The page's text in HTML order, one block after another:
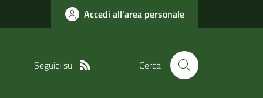
Accedi all'area personale
Seguici su Cerca